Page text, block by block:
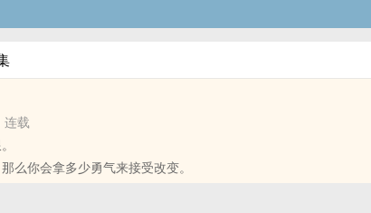
连载
么你会拿多少勇气来接受改变。